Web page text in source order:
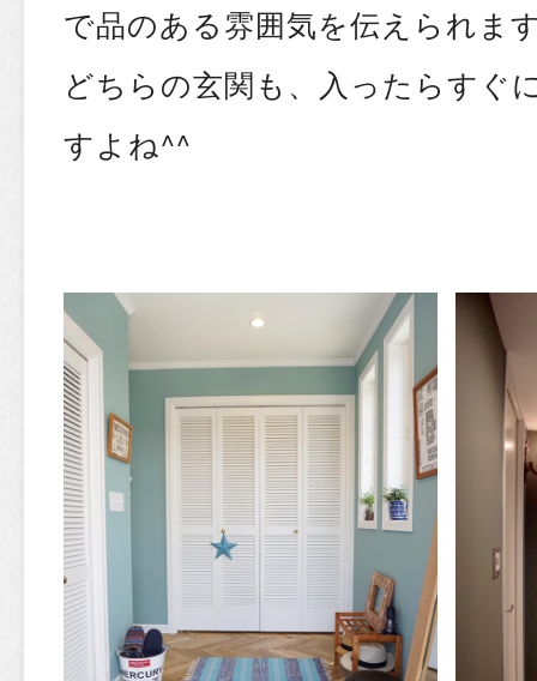
で品のある雰囲気を伝えられま
どちらの玄関も、入ったらすぐ
すよね^^